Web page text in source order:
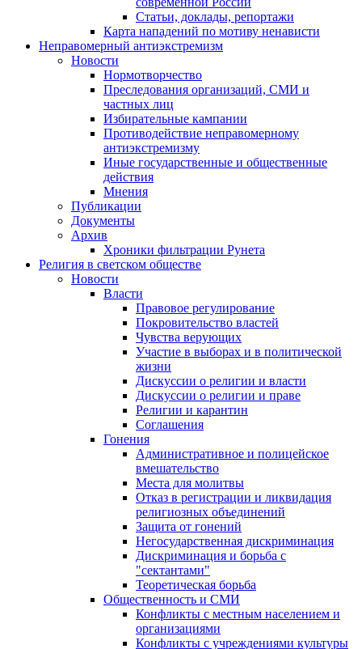
Статьи, доклады, репортажи
Карта нападений по мотиву ненависти
Неправомерный антиэкстремизм
Новости
Нормотворчество
Преследования организаций, СМИ и
частных лиц
Избирательные кампании
Противодействие неправомерному
антиэкстремизму
Иные государственные и общественные
действия
Мнения
Публикации
Документы
Архив
Хроники фильтрации Рунета
Религия в светском обществе
Новости
Власти
Правовое регулирование
Покровительство властей
Чувства верующих
Участие в выборах и в политической
жизни
Дискуссии о религии и власти
Дискуссии о религии и праве
Религии и карантин
Соглашения
Гонения
Административное и полицейское
вмешательство
Места для молитвы
Отказ в регистрации и ликвидация
религиозных объединений
Защита от гонений
Негосударственная дискриминация
Дискриминация и борьба с
"сектантами"
Теоретическая борьба
Общественность и СМИ
Конфликты с местным населением и
организациями
Конфликты с учреждениями культуры